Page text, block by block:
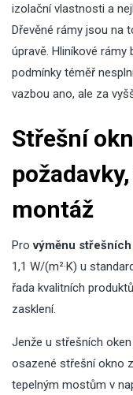
izolační vlastnosti a
Dřevěné rámy jsou na
úpravě. Hliníkové
podmínky téměř
vazbou ano, ale za
Střešní
montáž
Provýměnu
1,1 W/(m²·K) u
řada kvalitních
zasklení.
Jenže u střešních
osazené střešní okno
tepelným mostům v